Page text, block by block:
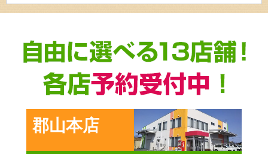
郡山本店